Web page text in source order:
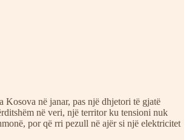
Kosova në janar, pas një dhjetori të gjatë
në veri, një territor ku tensioni nuk
por që rri pezull në ajër si një elektricitet